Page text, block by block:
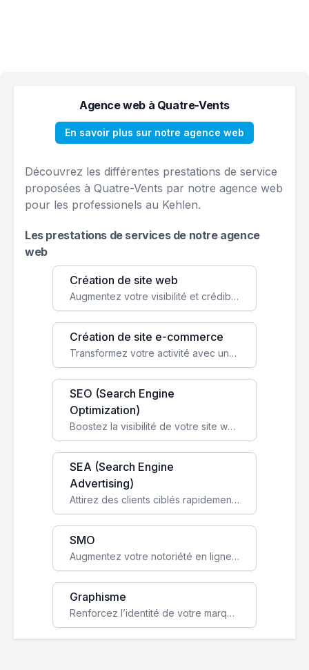
Agence web à Quatre-Vents
En savoir plus sur notre agence web
Découvrez les différentes prestations de service
proposées à Quatre-Vents par notre agence web
pour les professionels au Kehlen.
Les prestations de services de notre agence
web
Création de site web
Augmentez votre visibilité et crédibilité en ligne avec un site web performant, conçu pour attirer plus de clients.
Création de site e-commerce
Transformez votre activité avec une boutique en ligne, accessible à l'échelle mondiale 24/7.
SEO (Search Engine
Optimization)
Boostez la visibilité de votre site web sur Google et attirez du trafic qualifié grâce à nos stratégies SEO.
SEA (Search Engine
Advertising)
Attirez des clients ciblés rapidement avec des campagnes publicitaires payantes optimisées pour vos objectifs.
SMO
Augmentez votre notoriété en ligne et stimulez la croissance de votre entreprise grâce à une stratégie sociale sur mesure.
Graphisme
Renforcez l’identité de votre marque avec un design unique qui capte l’attention et engage vos clients.